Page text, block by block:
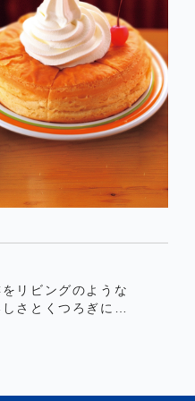
リビングのような
さとくつろぎにこ